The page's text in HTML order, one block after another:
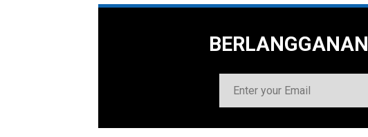
BERLANGGANAN